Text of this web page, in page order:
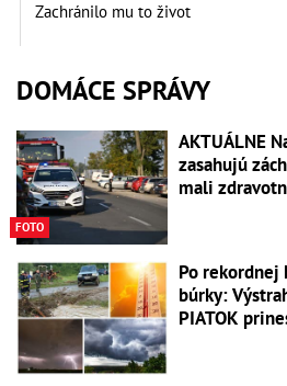
Zachránilo mu to život
DOMÁCE SPRÁVY
FOTO
AKTUÁLNE
zasahujú
mali
Po rekordnej
búrky:
PIATOK